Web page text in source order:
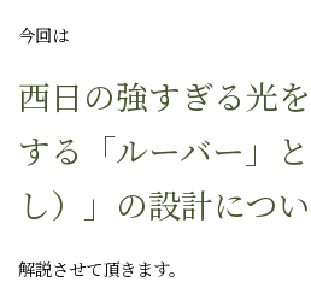
今回は
西日の強すぎる光
する「ルーバー」
し）」の設計につ
解説させて頂きます。